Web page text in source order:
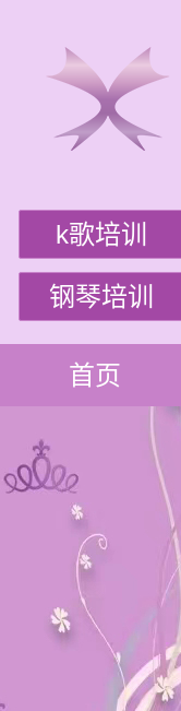
k歌培训
钢琴培训
首页